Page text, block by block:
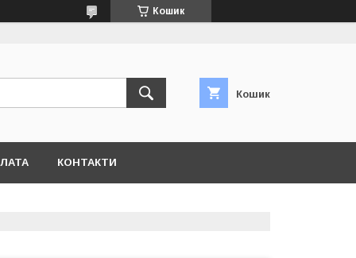
Кошик
Кошик
КОНТАКТИ